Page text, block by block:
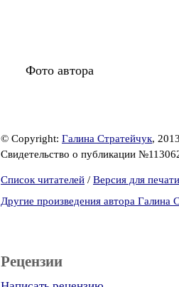
Фото автора
© Copyright: Галина Стратейчук, 2013
Свидетельство о публикации
Список читателей / Версия для печати
Другие произведения автора Галина
Рецензии